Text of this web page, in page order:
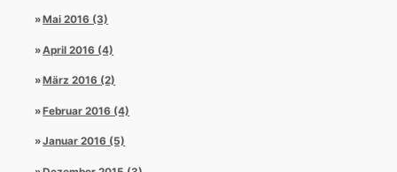
Mai 2016 (3)
April 2016 (4)
März 2016 (2)
Februar 2016 (4)
Januar 2016 (5)